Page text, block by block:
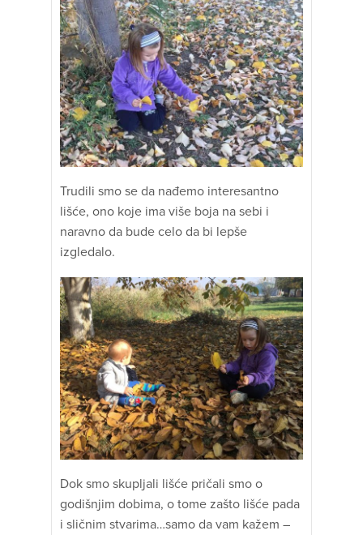
Trudili smo se da nađemo interesantno
lišće, ono koje ima više boja na sebi i
naravno da bude celo da bi lepše
izgledalo.
Dok smo skupljali lišće pričali smo o
godišnjim dobima, o tome zašto lišće pada
i sličnim stvarima…samo da vam kažem –